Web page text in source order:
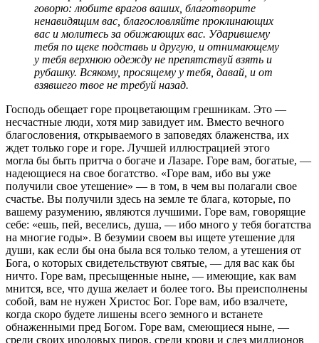
говорю: любите врагов ваших, благотворите
ненавидящим вас, благословляйте проклинающих
вас и молитесь за обижающих вас. Ударившему
тебя по щеке подставь и другую, и отнимающему
у тебя верхнюю одежду не препятствуй взять и
рубашку. Всякому, просящему у тебя, давай, и от
взявшего твое не требуй назад.
Господь обещает горе процветающим грешникам. Это —
несчастные люди, хотя мир завидует им. Вместо вечного
благословения, открываемого в заповедях блаженства, их
ждет только горе и горе. Лучшей иллюстрацией этого
могла бы быть притча о богаче и Лазаре. Горе вам, богатые, —
надеющиеся на свое богатство. «Горе вам, ибо вы уже
получили свое утешение» — в том, в чем вы полагали свое
счастье. Вы получили здесь на земле те блага, которые, по
вашему разумению, являются лучшими. Горе вам, говорящие
себе: «ешь, пей, веселись, душа, — ибо много у тебя богатства
на многие годы». В безумии своем вы ищете утешение для
души, как если бы она была вся только телом, а утешения от
Бога, о которых свидетельствуют святые, — для вас как бы
ничто. Горе вам, пресыщенные ныне, — имеющие, как вам
мнится, все, что душа желает и более того. Вы преисполнены
собой, вам не нужен Христос Бог. Горе вам, ибо взалчете,
когда скоро будете лишены всего земного и встанете
обнаженными пред Богом. Горе вам, смеющиеся ныне, —
среди своих иродовых пиров, среди крови и слез миллионов